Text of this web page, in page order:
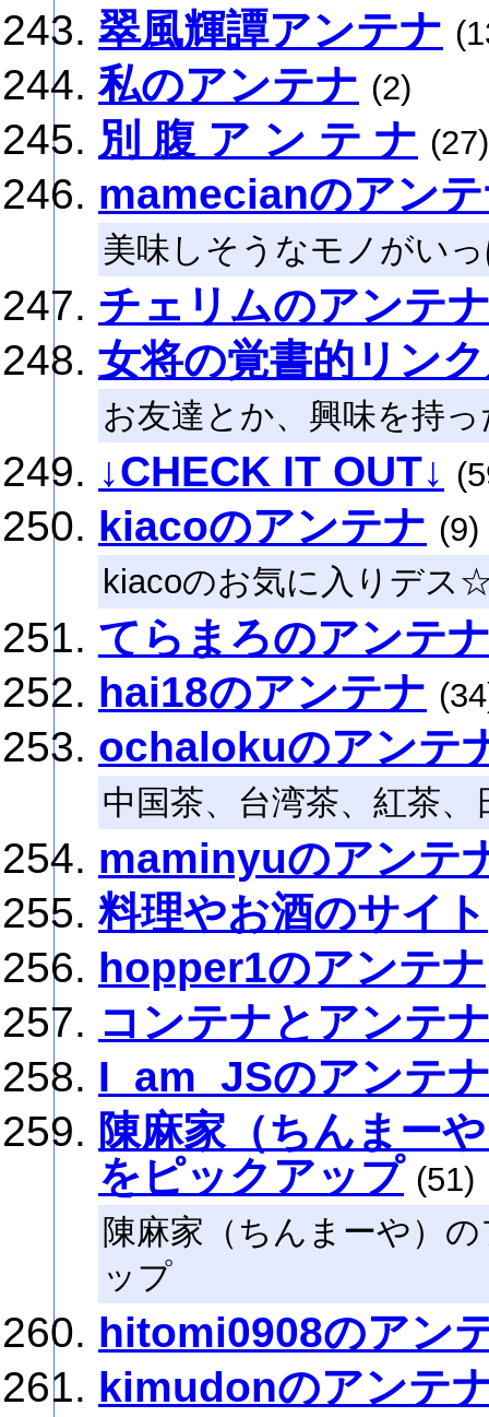
翠風輝譚アンテナ
私のアンテナ (2)
別 腹 ア ン テ ナ (27)
mamecianのアン
美味しそうなモノがい
チェリムのアンテ
女将の覚書的リン
お友達とか、興味を持
↓CHECK IT OUT↓
kiacoのアンテナ (9)
kiacoのお気に入りデス
てらまろのアンテ
hai18のアンテナ
ochalokuのアンテ
中国茶、台湾茶、紅茶
maminyuのアンテ
料理やお酒のサイト
hopper1のアンテナ
コンテナとアンテ
I_am_JSのアンテ
陳麻家（ちんまー
をピックアップ (51)
陳麻家（ちんまーや）
ップ
hitomi0908のアン
kimudonのアンテ